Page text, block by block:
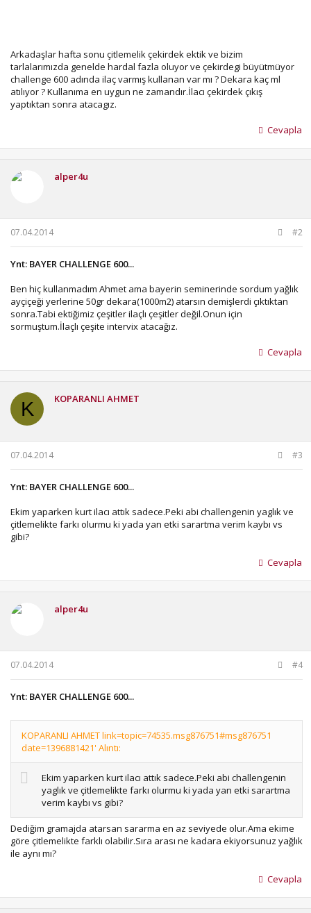
Arkadaşlar hafta sonu çitlemelik çekirdek ektik ve bizim
tarlalarımızda genelde hardal fazla oluyor ve çekirdegi büyütmüyor
challenge 600 adında ilaç varmış kullanan var mı ? Dekara kaç ml
atılıyor ? Kullanıma en uygun ne zamandır.İlacı çekirdek çıkış
yaptıktan sonra atacagız.
Cevapla
alper4u
07.04.2014 #2
Ynt: BAYER CHALLENGE 600...
Ben hiç kullanmadım Ahmet ama bayerin seminerinde sordum yağlık
ayçiçeği yerlerine 50gr dekara(1000m2) atarsın demişlerdi çıktıktan
sonra.Tabi ektiğimiz çeşitler ilaçlı çeşitler değil.Onun için
sormuştum.İlaçlı çeşite intervix atacağız.
Cevapla
K KOPARANLI AHMET
07.04.2014 #3
Ynt: BAYER CHALLENGE 600...
Ekim yaparken kurt ilacı attık sadece.Peki abi challengenin yaglık ve
çitlemelikte farkı olurmu ki yada yan etki sarartma verim kaybı vs
gibi?
Cevapla
alper4u
07.04.2014 #4
Ynt: BAYER CHALLENGE 600...
KOPARANLI AHMET link=topic=74535.msg876751#msg876751
date=1396881421' Alıntı:
Ekim yaparken kurt ilacı attık sadece.Peki abi challengenin
yaglık ve çitlemelikte farkı olurmu ki yada yan etki sarartma
verim kaybı vs gibi?
Dediğim gramajda atarsan sararma en az seviyede olur.Ama ekime
göre çitlemelikte farklı olabilir.Sıra arası ne kadara ekiyorsunuz yağlık
ile aynı mı?
Cevapla